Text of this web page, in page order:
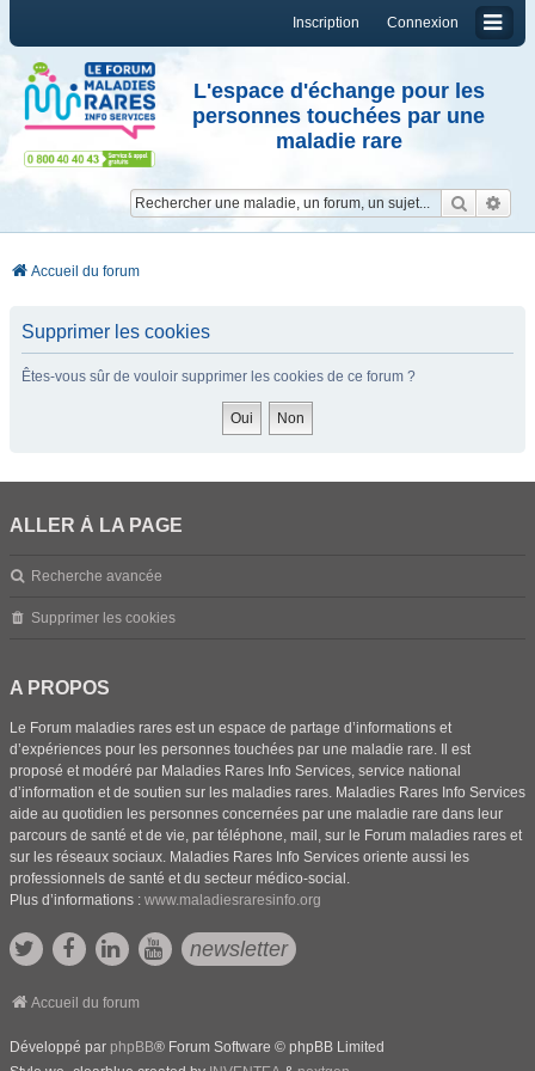
Connexion
Inscription
L'espace d'échange pour les
personnes touchées par une
maladie rare
Accueil du forum
Supprimer les cookies
Êtes-vous sûr de vouloir supprimer les cookies de ce forum ?
ALLER À LA PAGE
Recherche avancée
Supprimer les cookies
A PROPOS
Le Forum maladies rares est un espace de partage d’informations et
d’expériences pour les personnes touchées par une maladie rare. Il est
proposé et modéré par Maladies Rares Info Services, service national
d’information et de soutien sur les maladies rares. Maladies Rares Info Services
aide au quotidien les personnes concernées par une maladie rare dans leur
parcours de santé et de vie, par téléphone, mail, sur le Forum maladies rares et
sur les réseaux sociaux. Maladies Rares Info Services oriente aussi les
professionnels de santé et du secteur médico-social.
Plus d’informations : www.maladiesraresinfo.org
newsletter
Accueil du forum
Développé par phpBB® Forum Software © phpBB Limited